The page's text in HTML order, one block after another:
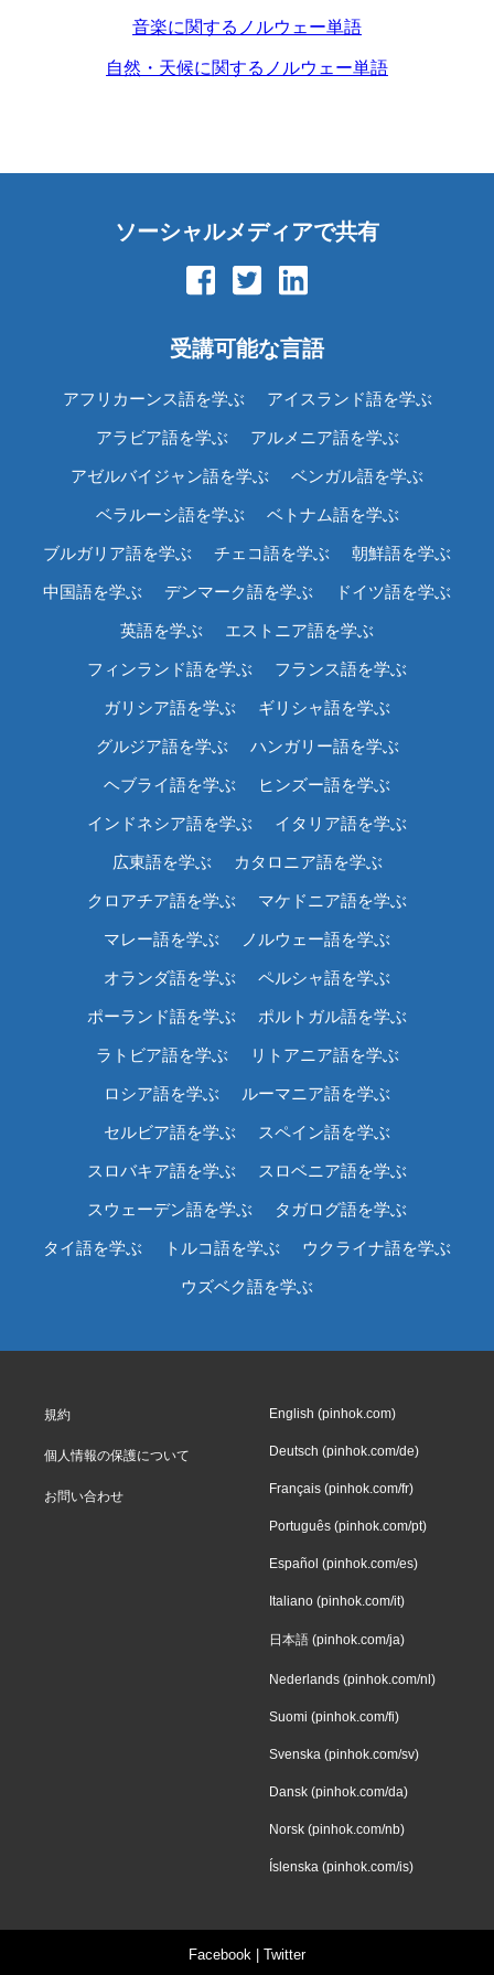
音楽に関するノルウェー単語
自然・天候に関するノルウェー単語
ソーシャルメディアで共有
受講可能な言語
アフリカーンス語を学ぶ アイスランド語を学ぶ
アラビア語を学ぶ アルメニア語を学ぶ
アゼルバイジャン語を学ぶ ベンガル語を学ぶ
ベラルーシ語を学ぶ ベトナム語を学ぶ
ブルガリア語を学ぶ チェコ語を学ぶ 朝鮮語を学ぶ
中国語を学ぶ デンマーク語を学ぶ ドイツ語を学ぶ
英語を学ぶ エストニア語を学ぶ
フィンランド語を学ぶ フランス語を学ぶ
ガリシア語を学ぶ ギリシャ語を学ぶ
グルジア語を学ぶ ハンガリー語を学ぶ
ヘブライ語を学ぶ ヒンズー語を学ぶ
インドネシア語を学ぶ イタリア語を学ぶ
広東語を学ぶ カタロニア語を学ぶ
クロアチア語を学ぶ マケドニア語を学ぶ
マレー語を学ぶ ノルウェー語を学ぶ
オランダ語を学ぶ ペルシャ語を学ぶ
ポーランド語を学ぶ ポルトガル語を学ぶ
ラトビア語を学ぶ リトアニア語を学ぶ
ロシア語を学ぶ ルーマニア語を学ぶ
セルビア語を学ぶ スペイン語を学ぶ
スロバキア語を学ぶ スロベニア語を学ぶ
スウェーデン語を学ぶ タガログ語を学ぶ
タイ語を学ぶ トルコ語を学ぶ ウクライナ語を学ぶ
ウズベク語を学ぶ
規約
個人情報の保護について
お問い合わせ
English (pinhok.com)
Deutsch (pinhok.com/de)
Français (pinhok.com/fr)
Português (pinhok.com/pt)
Español (pinhok.com/es)
Italiano (pinhok.com/it)
日本語 (pinhok.com/ja)
Nederlands (pinhok.com/nl)
Suomi (pinhok.com/fi)
Svenska (pinhok.com/sv)
Dansk (pinhok.com/da)
Norsk (pinhok.com/nb)
Íslenska (pinhok.com/is)
Facebook
Twitter